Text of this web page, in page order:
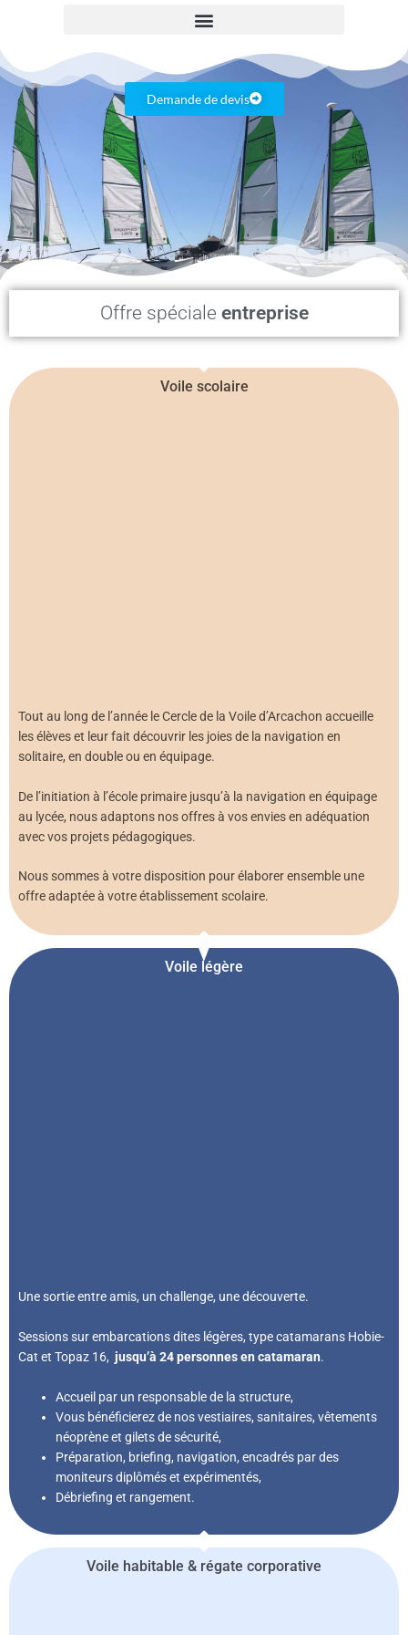
Demande de devis
Offre spéciale entreprise
Voile scolaire
Tout au long de l’année le Cercle de la Voile d’Arcachon accueille
les élèves et leur fait découvrir les joies de la navigation en
solitaire, en double ou en équipage.
De l’initiation à l’école primaire jusqu’à la navigation en équipage
au lycée, nous adaptons nos offres à vos envies en adéquation
avec vos projets pédagogiques.
Nous sommes à votre disposition pour élaborer ensemble une
offre adaptée à votre établissement scolaire.
Voile légère
Une sortie entre amis, un challenge, une découverte.
Sessions sur embarcations dites légères, type catamarans Hobie-
Cat et Topaz 16, jusqu’à 24 personnes en catamaran.
Accueil par un responsable de la structure,
Vous bénéficierez de nos vestiaires, sanitaires, vêtements
néoprène et gilets de sécurité,
Préparation, briefing, navigation, encadrés par des
moniteurs diplômés et expérimentés,
Débriefing et rangement.
Voile habitable & régate corporative